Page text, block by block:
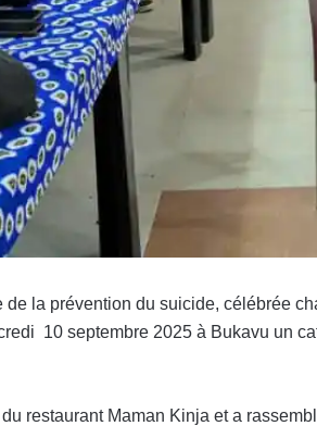
la prévention du suicide, célébrée
10 septembre 2025 à Bukavu un
du restaurant Maman Kinja et a